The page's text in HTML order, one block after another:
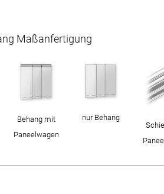
Maßanfertigung
Behang mit
Paneelwagen
nur Behang